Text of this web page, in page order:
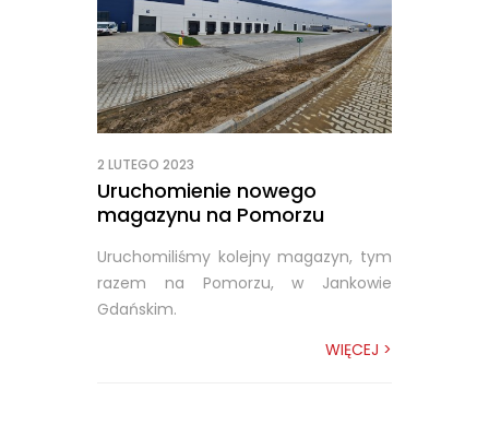
2 LUTEGO 2023
Uruchomienie nowego
magazynu na Pomorzu
Uruchomiliśmy kolejny magazyn, tym
razem na Pomorzu, w Jankowie
Gdańskim.
WIĘCEJ >